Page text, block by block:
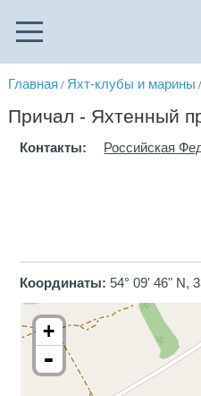
Главная / Яхт-клубы и марины /
Причал - Яхтенный
Контакты: Российская
Координаты: 54° 09' 46" N,
+
-